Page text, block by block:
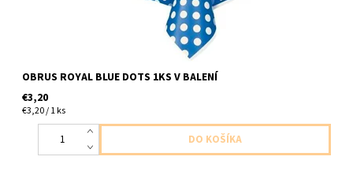
OBRUS ROYAL BLUE DOTS 1KS V BALENÍ
€3,20
€3,20 / 1 ks